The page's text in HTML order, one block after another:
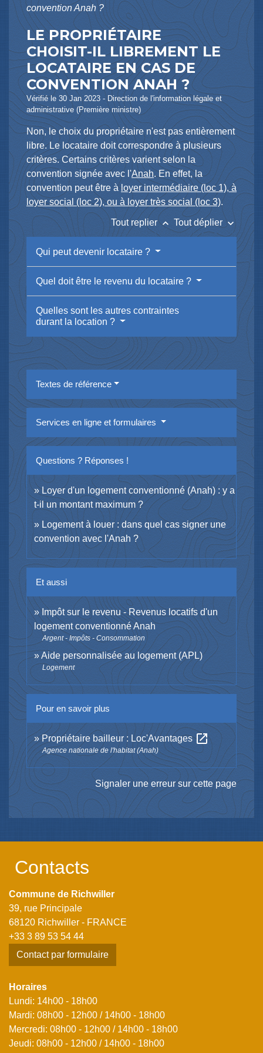
convention Anah ?
LE PROPRIÉTAIRE
CHOISIT-IL LIBREMENT LE
LOCATAIRE EN CAS DE
CONVENTION ANAH ?
Vérifié le 30 Jan 2023 - Direction de l'information légale et
administrative (Première ministre)
Non, le choix du propriétaire n'est pas entièrement
libre. Le locataire doit correspondre à plusieurs
critères. Certains critères varient selon la
convention signée avec l'Anah. En effet, la
convention peut être àloyer intermédiaire (loc 1), à
loyer social (loc 2), ou à loyer très social (loc 3).
Tout replierkeyboard_arrow_up Tout déplier keyboard_arrow_down
Qui peut devenir locataire ?
Quel doit être le revenu du locataire ?
Quelles sont les autres contraintes
durant la location ?
Textes de référence
Services en ligne et formulaires
Questions ? Réponses !
Loyer d'un logement conventionné (Anah) : y a
t-il un montant maximum ?
Logement à louer : dans quel cas signer une
convention avec l'Anah ?
Et aussi
Impôt sur le revenu - Revenus locatifs d'un
logement conventionné Anah
Argent - Impôts - Consommation
Aide personnalisée au logement (APL)
Logement
Pour en savoir plus
Propriétaire bailleur : Loc'Avantagesopen_in_new
Agence nationale de l'habitat (Anah)
Signaler une erreur sur cette page
Contacts
Commune de Richwiller
39, rue Principale
68120 Richwiller - FRANCE
+33 3 89 53 54 44
Contact par formulaire
Horaires
Lundi: 14h00 - 18h00
Mardi: 08h00 - 12h00 / 14h00 - 18h00
Mercredi: 08h00 - 12h00 / 14h00 - 18h00
Jeudi: 08h00 - 12h00 / 14h00 - 18h00